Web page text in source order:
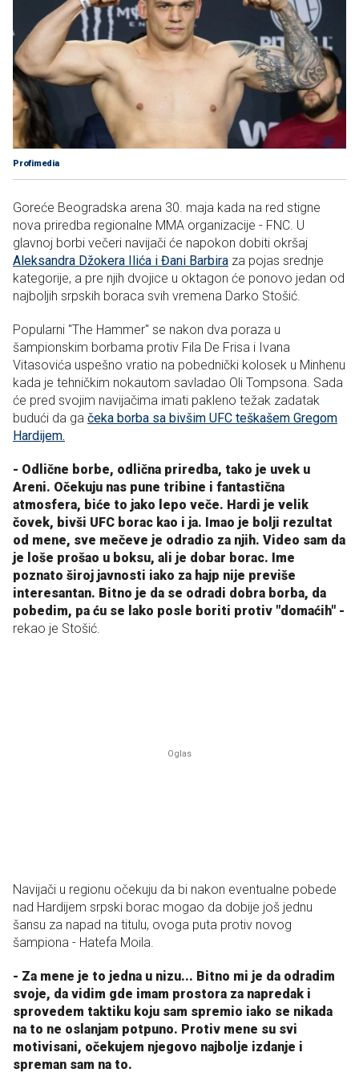
Profimedia
Goreće Beogradska arena 30. maja kada na red stigne
nova priredba regionalne MMA organizacije - FNC. U
glavnoj borbi večeri navijači će napokon dobiti okršaj
Aleksandra Džokera Ilića i Đani Barbira za pojas srednje
kategorije, a pre njih dvojice u oktagon će ponovo jedan od
najboljih srpskih boraca svih vremena Darko Stošić.
Popularni "The Hammer" se nakon dva poraza u
šampionskim borbama protiv Fila De Frisa i Ivana
Vitasovića uspešno vratio na pobednički kolosek u Minhenu
kada je tehničkim nokautom savladao Oli Tompsona. Sada
će pred svojim navijačima imati pakleno težak zadatak
budući da ga čeka borba sa bivšim UFC teškašem Gregom
Hardijem.
- Odlične borbe, odlična priredba, tako je uvek u
Areni. Očekuju nas pune tribine i fantastična
atmosfera, biće to jako lepo veče. Hardi je velik
čovek, bivši UFC borac kao i ja. Imao je bolji rezultat
od mene, sve mečeve je odradio za njih. Video sam da
je loše prošao u boksu, ali je dobar borac. Ime
poznato široj javnosti iako za hajp nije previše
interesantan. Bitno je da se odradi dobra borba, da
pobedim, pa ću se lako posle boriti protiv "domaćih" -
rekao je Stošić.
Navijači u regionu očekuju da bi nakon eventualne pobede
nad Hardijem srpski borac mogao da dobije još jednu
šansu za napad na titulu, ovoga puta protiv novog
šampiona - Hatefa Moila.
- Za mene je to jedna u nizu... Bitno mi je da odradim
svoje, da vidim gde imam prostora za napredak i
sprovedem taktiku koju sam spremio iako se nikada
na to ne oslanjam potpuno. Protiv mene su svi
motivisani, očekujem njegovo najbolje izdanje i
spreman sam na to.